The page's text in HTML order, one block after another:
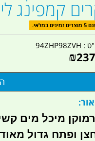
קמפינג
זמינים במלאי.
:
94ZHP98ZVH
₪237
ופתח גדול